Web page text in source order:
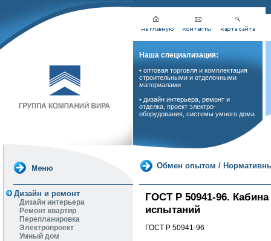
Наша специализация:
• оптовая торговля и комплектация
строительными и отделочными
материалами
• дизайн интерьера, ремонт и
отделка, проект электро-
оборудования, системы умного дома
Дизайн и ремонт
Дизайн интерьера
Ремонт квартир
Перепланировка
Электропроект
Умный дом
Обмен опытом /
ГОСТ Р 50941-96.
испытаний
ГОСТ Р 50941-96